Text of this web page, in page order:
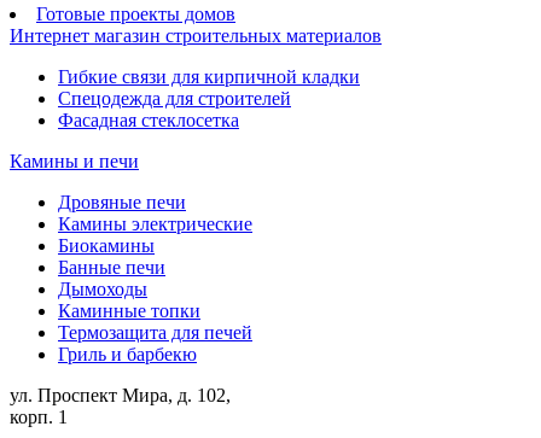
Готовые проекты домов
Интернет магазин строительных материалов
Гибкие связи для кирпичной кладки
Спецодежда для строителей
Фасадная стеклосетка
Камины и печи
Дровяные печи
Камины электрические
Биокамины
Банные печи
Дымоходы
Каминные топки
Термозащита для печей
Гриль и барбекю
ул. Проспект Мира, д. 102,
корп. 1